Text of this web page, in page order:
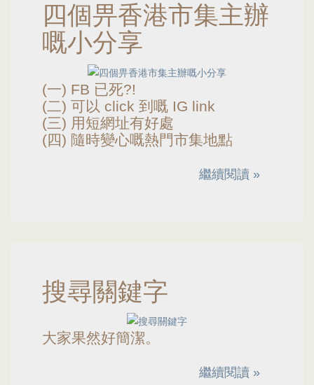
四個畀香港市集主辦
嘅小分享
(一) FB 已死?!
(二) 可以 click 到嘅 IG link
(三) 用短網址有好處
(四) 隨時變心嘅熱門市集地點
繼續閱讀 »
搜尋關鍵字
大家果然好簡潔。
繼續閱讀 »